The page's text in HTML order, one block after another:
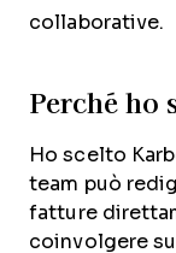
collaborative.
Perché ho
Ho scelto
team può
fatture
coinvolgere